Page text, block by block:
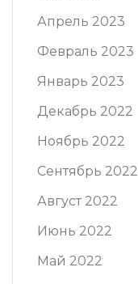
Апрель 2023
Февраль 2023
Январь 2023
Декабрь 2022
Ноябрь 2022
Сентябрь 2022
Август 2022
Июнь 2022
Май 2022